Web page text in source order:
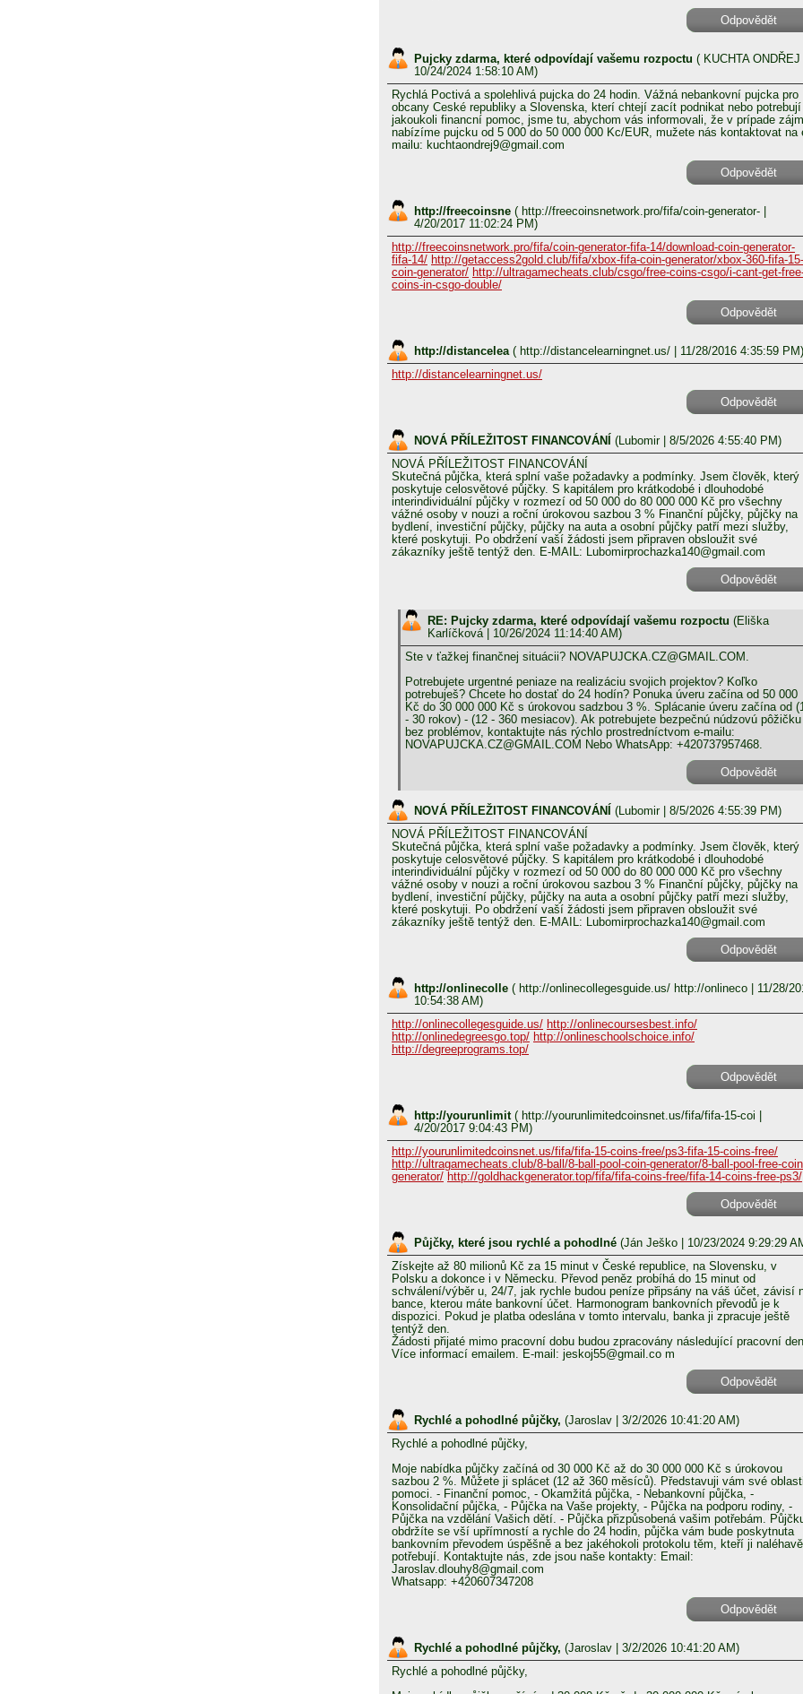
Odpovědět
Pujcky zdarma, které odpovídají vašemu rozpoctu ( KUCHTA ONDŘEJ
10/24/2024 1:58:10 AM)
Rychlá Poctivá a spolehlivá pujcka do 24 hodin. Vážná nebankovní pujcka pro
obcany Ceské republiky a Slovenska, kterí chtejí zacít podnikat nebo potrebují
jakoukoli financní pomoc, jsme tu, abychom vás informovali, že v prípade
nabízíme pujcku od 5 000 do 50 000 000 Kc/EUR, mužete nás kontaktovat na
mailu: kuchtaondrej9@gmail.com
Odpovědět
http://freecoinsne ( http://freecoinsnetwork.pro/fifa/coin-generator-
4/20/2017 11:02:24 PM)
http://freecoinsnetwork.pro/fifa/coin-generator-fifa-14/download-coin-generator-
fifa-14/ http://getaccess2gold.club/fifa/xbox-fifa-coin-generator/xbox-360-fifa-15-
coin-generator/ http://ultragamecheats.club/csgo/free-coins-csgo/i-cant-get-
coins-in-csgo-double/
Odpovědět
http://distancelea ( http://distancelearningnet.us/
| 11/28/2016 4:35:59 PM)
http://distancelearningnet.us/
Odpovědět
NOVÁ PŘÍLEŽITOST FINANCOVÁNÍ (Lubomir| 8/5/2026 4:55:40 PM)
NOVÁ PŘÍLEŽITOST FINANCOVÁNÍ
Skutečná půjčka, která splní vaše požadavky a podmínky. Jsem člověk, který
poskytuje celosvětové půjčky. S kapitálem pro krátkodobé i dlouhodobé
interindividuální půjčky v rozmezí od 50 000 do 80 000 000 Kč pro všechny
vážné osoby v nouzi a roční úrokovou sazbou 3 % Finanční půjčky, půjčky na
bydlení, investiční půjčky, půjčky na auta a osobní půjčky patří mezi služby,
které poskytuji. Po obdržení vaší žádosti jsem připraven obsloužit své
zákazníky ještě tentýž den. E-MAIL: Lubomirprochazka140@gmail.com
Odpovědět
RE: Pujcky zdarma, které odpovídají vašemu rozpoctu (Eliška
Karlíčková| 10/26/2024 11:14:40 AM)
Ste v ťažkej finančnej situácii? NOVAPUJCKA.CZ@GMAIL.COM.
Potrebujete urgentné peniaze na realizáciu svojich projektov? Koľko
potrebuješ? Chcete ho dostať do 24 hodín? Ponuka úveru začína od 50 000
Kč do 30 000 000 Kč s úrokovou sadzbou 3 %. Splácanie úveru začína od
- 30 rokov) - (12 - 360 mesiacov). Ak potrebujete bezpečnú núdzovú pôžičku
bez problémov, kontaktujte nás rýchlo prostredníctvom e-mailu:
NOVAPUJCKA.CZ@GMAIL.COM Nebo WhatsApp: +420737957468.
Odpovědět
NOVÁ PŘÍLEŽITOST FINANCOVÁNÍ (Lubomir| 8/5/2026 4:55:39 PM)
NOVÁ PŘÍLEŽITOST FINANCOVÁNÍ
Skutečná půjčka, která splní vaše požadavky a podmínky. Jsem člověk, který
poskytuje celosvětové půjčky. S kapitálem pro krátkodobé i dlouhodobé
interindividuální půjčky v rozmezí od 50 000 do 80 000 000 Kč pro všechny
vážné osoby v nouzi a roční úrokovou sazbou 3 % Finanční půjčky, půjčky na
bydlení, investiční půjčky, půjčky na auta a osobní půjčky patří mezi služby,
které poskytuji. Po obdržení vaší žádosti jsem připraven obsloužit své
zákazníky ještě tentýž den. E-MAIL: Lubomirprochazka140@gmail.com
Odpovědět
http://onlinecolle ( http://onlinecollegesguide.us/ http://onlineco | 11/28/
10:54:38 AM)
http://onlinecollegesguide.us/ http://onlinecoursesbest.info/
http://onlinedegreesgo.top/ http://onlineschoolschoice.info/
http://degreeprograms.top/
Odpovědět
http://yourunlimit ( http://yourunlimitedcoinsnet.us/fifa/fifa-15-coi
4/20/2017 9:04:43 PM)
http://yourunlimitedcoinsnet.us/fifa/fifa-15-coins-free/ps3-fifa-15-coins-free/
http://ultragamecheats.club/8-ball/8-ball-pool-coin-generator/8-ball-pool-free-
generator/ http://goldhackgenerator.top/fifa/fifa-coins-free/fifa-14-coins-free-ps3/
Odpovědět
Půjčky, které jsou rychlé a pohodlné (Ján Ješko
| 10/23/2024 9:29:29
Získejte až 80 milionů Kč za 15 minut v České republice, na Slovensku, v
Polsku a dokonce i v Německu. Převod peněz probíhá do 15 minut od
schválení/výběr u, 24/7, jak rychle budou peníze připsány na váš účet, závisí
bance, kterou máte bankovní účet. Harmonogram bankovních převodů je k
dispozici. Pokud je platba odeslána v tomto intervalu, banka ji zpracuje ještě
tentýž den.
Žádosti přijaté mimo pracovní dobu budou zpracovány následující pracovní
Více informací emailem. E-mail: jeskoj55@gmail.co m
Odpovědět
Rychlé a pohodlné půjčky, (Jaroslav | 3/2/2026 10:41:20 AM)
Rychlé a pohodlné půjčky,
Moje nabídka půjčky začíná od 30 000 Kč až do 30 000 000 Kč s úrokovou
sazbou 2 %. Můžete ji splácet (12 až 360 měsíců). Představuji vám své
pomoci. - Finanční pomoc, - Okamžitá půjčka, - Nebankovní půjčka, -
Konsolidační půjčka, - Půjčka na Vaše projekty, - Půjčka na podporu rodiny, -
Půjčka na vzdělání Vašich dětí. - Půjčka přizpůsobená vašim potřebám.
obdržíte se vší upřímností a rychle do 24 hodin, půjčka vám bude poskytnuta
bankovním převodem úspěšně a bez jakéhokoli protokolu těm, kteří ji naléhavě
potřebují. Kontaktujte nás, zde jsou naše kontakty: Email:
Jaroslav.dlouhy8@gmail.com
Whatsapp: +420607347208
Odpovědět
Rychlé a pohodlné půjčky, (Jaroslav | 3/2/2026 10:41:20 AM)
Rychlé a pohodlné půjčky,